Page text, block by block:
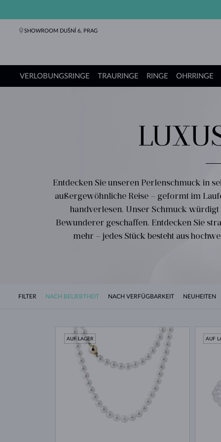
SHOWROOM DUŠNÍ 6, PRAG
VERLOBUNGSRINGE TRAURINGE RINGE OHRRINGE
Entdecken Sie unseren Perlenschmuck in
außergewöhnliche Reise – geformt im
handverlesen. Unser Schmuck
Bewunderer geschaffen. Entdecken Sie
mehr – jedes Stück besteht aus
FILTER NACH BELIEBTHEIT NACH VERFÜGBARKEIT NEUHEITEN
AUF LAGER AUF